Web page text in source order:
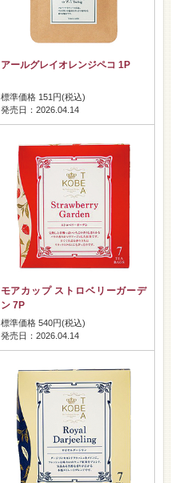
アールグレイオレンジペコ 1P
標準価格 151円(税込)
発売日：2026.04.14
モアカップ ストロベリーガーデ
ン 7P
標準価格 540円(税込)
発売日：2026.04.14